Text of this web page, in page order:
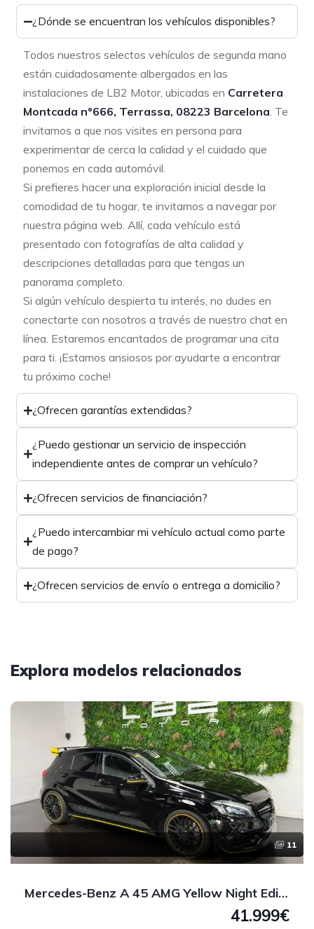
¿Dónde se encuentran los vehículos disponibles?
Todos nuestros selectos vehículos de segunda mano
están cuidadosamente albergados en las
instalaciones de LB2 Motor, ubicadas en Carretera
Montcada nº666, Terrassa, 08223 Barcelona. Te
invitamos a que nos visites en persona para
experimentar de cerca la calidad y el cuidado que
ponemos en cada automóvil.
Si prefieres hacer una exploración inicial desde la
comodidad de tu hogar, te invitamos a navegar por
nuestra página web. Allí, cada vehículo está
presentado con fotografías de alta calidad y
descripciones detalladas para que tengas un
panorama completo.
Si algún vehículo despierta tu interés, no dudes en
conectarte con nosotros a través de nuestro chat en
línea. Estaremos encantados de programar una cita
para ti. ¡Estamos ansiosos por ayudarte a encontrar
tu próximo coche!
¿Ofrecen garantías extendidas?
¿Puedo gestionar un servicio de inspección
independiente antes de comprar un vehículo?
¿Ofrecen servicios de financiación?
¿Puedo intercambiar mi vehículo actual como parte
de pago?
¿Ofrecen servicios de envío o entrega a domicilio?
Explora modelos relacionados
11
Mercedes-Benz A 45 AMG Yellow Night Edition 4MATIC 381 CV
41.999€